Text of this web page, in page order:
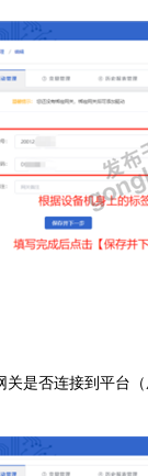
是否连接到平台